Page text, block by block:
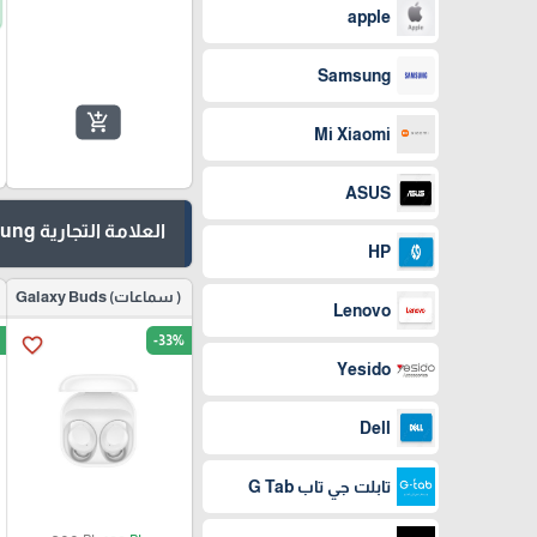
apple
Samsung
Mi Xiaomi
ASUS
HP
Lenovo
Yesido
Dell
تابلت جي تاب G Tab
add_shopping_cart
العلامة التجارية Samsung
( سماعات) Galaxy Buds
favorite_border -33%